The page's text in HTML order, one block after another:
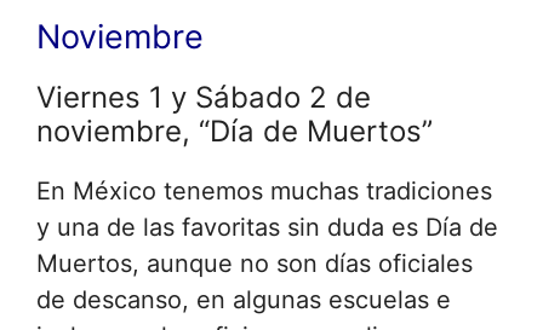
Noviembre
Viernes 1 y Sábado 2 de
noviembre, “Día de Muertos”
En México tenemos muchas tradiciones
y una de las favoritas sin duda es Día de
Muertos, aunque no son días oficiales
de descanso, en algunas escuelas e